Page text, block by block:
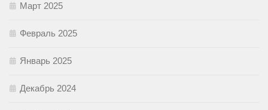
Март 2025
Февраль 2025
Январь 2025
Декабрь 2024